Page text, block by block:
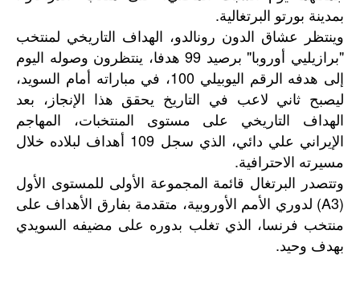
بمدينة بورتو البرتغالية.
وينتظر عشاق الدون رونالدو، الهداف التاريخي لمنتخب
"برازيليي أوروبا" برصيد 99 هدفا، ينتظرون وصوله اليوم
إلى هدفه الرقم اليوبيلي 100، في مباراته أمام السويد،
ليصبح ثاني لاعب في التاريخ يحقق هذا الإنجاز، بعد
الهداف التاريخي على مستوى المنتخبات، المهاجم
الإيراني علي دائي، الذي سجل 109 أهداف لبلاده خلال
مسيرته الاحترافية.
وتتصدر البرتغال قائمة المجموعة الأولى للمستوى الأول
(A3) لدوري الأمم الأوروبية، متقدمة بفارق الأهداف على
منتخب فرنسا، الذي تغلب بدوره على مضيفه السويدي
بهدف وحيد.